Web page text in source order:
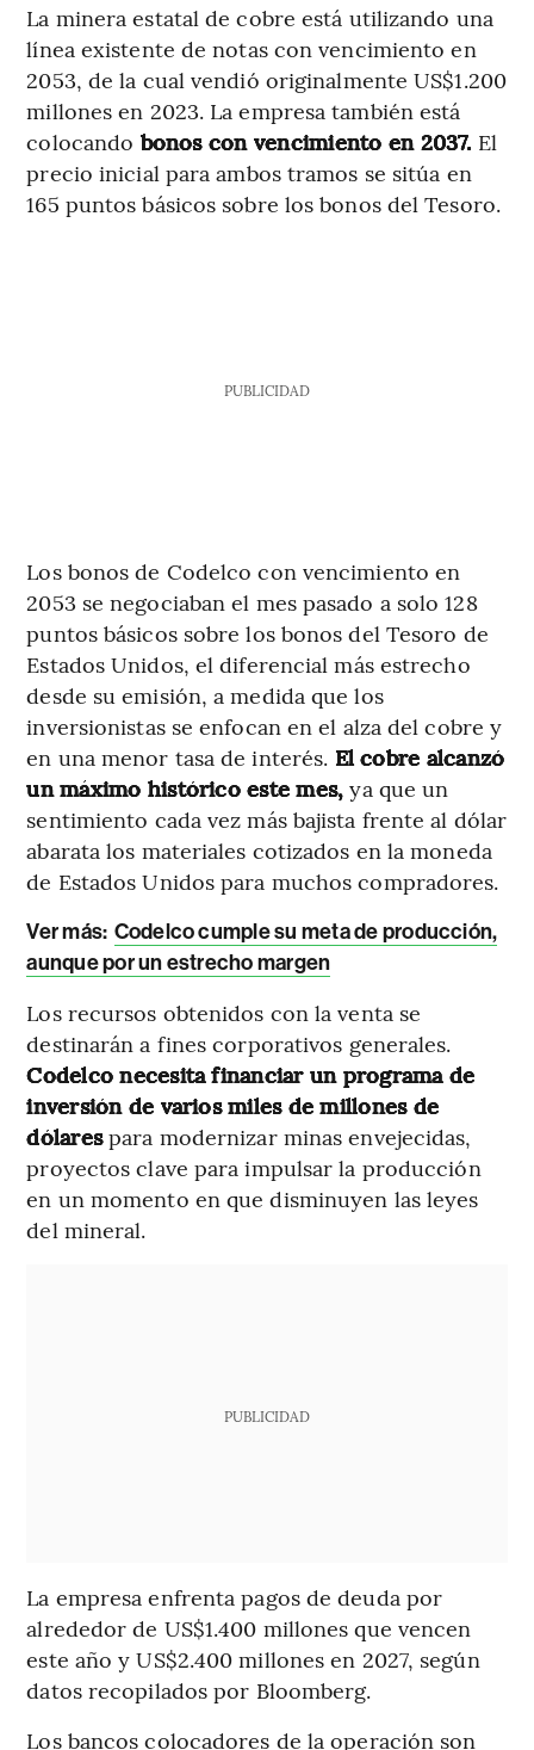
La minera estatal de cobre está utilizando una
línea existente de notas con vencimiento en
2053, de la cual vendió originalmente US$1.200
millones en 2023. La empresa también está
colocando bonos con vencimiento en 2037. El
precio inicial para ambos tramos se sitúa en
165 puntos básicos sobre los bonos del Tesoro.
PUBLICIDAD
Los bonos de Codelco con vencimiento en
2053 se negociaban el mes pasado a solo 128
puntos básicos sobre los bonos del Tesoro de
Estados Unidos, el diferencial más estrecho
desde su emisión, a medida que los
inversionistas se enfocan en el alza del cobre y
en una menor tasa de interés. El cobre alcanzó
un máximo histórico este mes, ya que un
sentimiento cada vez más bajista frente al dólar
abarata los materiales cotizados en la moneda
de Estados Unidos para muchos compradores.
Ver más: Codelco cumple su meta de producción,
aunque por un estrecho margen
Los recursos obtenidos con la venta se
destinarán a fines corporativos generales.
Codelco necesita financiar un programa de
inversión de varios miles de millones de
dólarespara modernizar minas envejecidas,
proyectos clave para impulsar la producción
en un momento en que disminuyen las leyes
del mineral.
PUBLICIDAD
La empresa enfrenta pagos de deuda por
alrededor de US$1.400 millones que vencen
este año y US$2.400 millones en 2027, según
datos recopilados por Bloomberg.
Los bancos colocadores de la operación son